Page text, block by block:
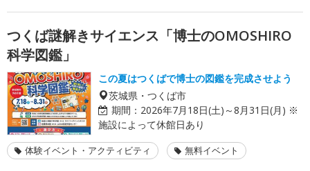
つくば謎解きサイエンス「博士のOMOSHIRO
科学図鑑」
この夏はつくばで博士の図鑑を完成させよう
茨城県・つくば市
期間： 2026年7月18日(土)～8月31日(月) ※
施設によって休館日あり
体験イベント・アクティビティ 無料イベント